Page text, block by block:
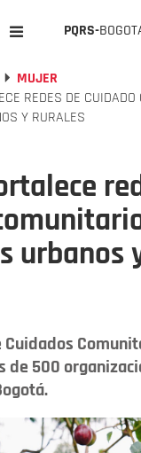
PQRS-
MUJER
REDES DE
Y RURALES
urbanos
500